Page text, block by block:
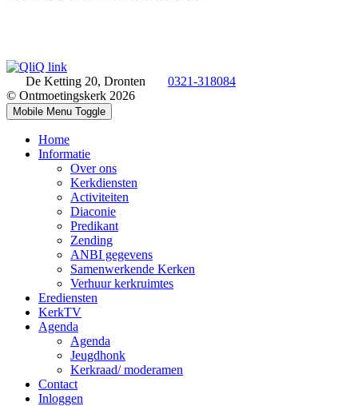
De Ketting 20, Dronten
0321-318084
© Ontmoetingskerk 2026
Mobile Menu Toggle
Home
Informatie
Over ons
Kerkdiensten
Activiteiten
Diaconie
Predikant
Zending
ANBI gegevens
Samenwerkende Kerken
Verhuur kerkruimtes
Erediensten
KerkTV
Agenda
Agenda
Jeugdhonk
Kerkraad/ moderamen
Contact
Inloggen